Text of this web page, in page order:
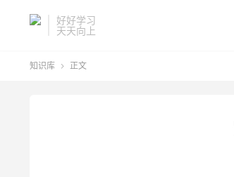
好好学习
天天向上
知识库  正文